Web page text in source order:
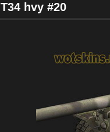
T34 hvy #20